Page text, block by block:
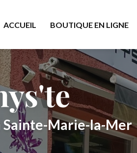
ACCUEIL BOUTIQUE EN LIGNE
Sainte-Marie-la-Mer